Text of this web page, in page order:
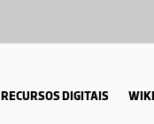
RECURSOS DIGITAIS